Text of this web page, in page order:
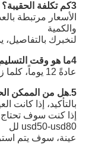
3كم تكلفة الحقيبة؟
الأسعار مرتبطة
والكمية
لنخبرك بالتفاصيل،
4ما هو وقت التسليم؟
عادةً 12 يوماً، كلما زادت الكمية زاد وقت التسليم
5.هل من الممكن الحصول على عينة قبل وضع الطلب؟
بالتأكيد، إذا كانت
إذا كنت سوف
usd50-usd80 لل
عينة، سوف يتم